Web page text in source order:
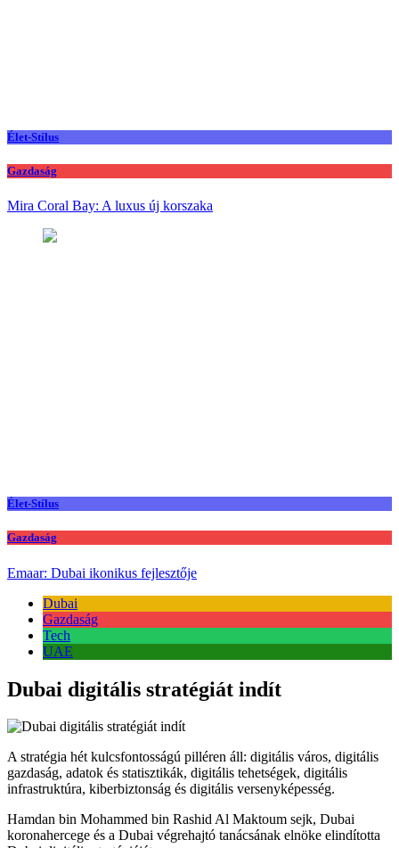
Élet-Stílus
Gazdaság
Mira Coral Bay: A luxus új korszaka
Élet-Stílus
Gazdaság
Emaar: Dubai ikonikus fejlesztője
Dubai
Gazdaság
Tech
UAE
Dubai digitális stratégiát indít
A stratégia hét kulcsfontosságú pilléren áll: digitális város, digitális
gazdaság, adatok és statisztikák, digitális tehetségek, digitális
infrastruktúra, kiberbiztonság és digitális versenyképesség.
Hamdan bin Mohammed bin Rashid Al Maktoum sejk, Dubai
koronahercege és a Dubai végrehajtó tanácsának elnöke elindította